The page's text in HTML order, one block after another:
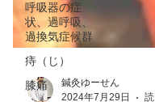
呼吸器の症
状、過呼吸、
過換気症候群
痔（じ）
膝痛